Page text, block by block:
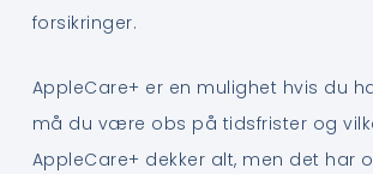
forsikringer.
AppleCare+ er en mulighet hvis du
må du være obs på tidsfrister og
AppleCare+ dekker alt, men det har